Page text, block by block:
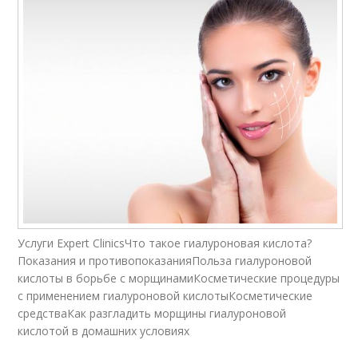
Услуги Expert ClinicsЧто такое гиалуроновая кислота?
Показания и противопоказанияПольза гиалуроновой
кислоты в борьбе с морщинамиКосметические процедуры
с применением гиалуроновой кислотыКосметические
средстваКак разгладить морщины гиалуроновой
кислотой в домашних условиях